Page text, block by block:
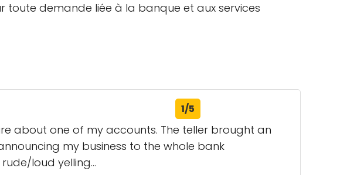
toute demande liée à la banque et aux services
1/5
about one of my accounts. The teller brought an
my business to the whole bank
loud yelling…